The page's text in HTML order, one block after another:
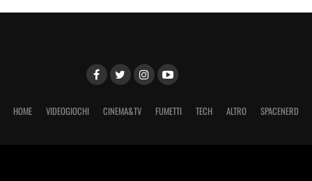
HOME VIDEOGIOCHI CINEMA&TV FUMETTI TECH ALTRO SPACENERD